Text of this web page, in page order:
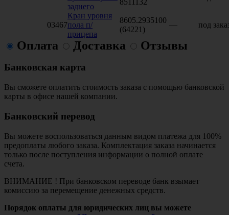
заднего
03467
Кран уровня
пола п/
прицепа
8605.2935100
(64221)
— под
Оплата Доставка Отзывы
Банковская карта
Вы сможете оплатить стоимость заказа с помощью банковской
карты в офисе нашей компании.
Банковский перевод
Вы можете воспользоваться данным видом платежа для 100%
предоплаты любого заказа. Комплектация заказа начинается
только после поступления информации о полной оплате
счета.
ВНИМАНИЕ ! При банковском переводе банк взымает
комиссию за перемещение денежных средств.
Порядок оплаты для юридических лиц вы можете